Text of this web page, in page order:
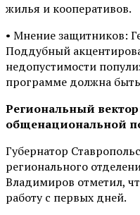
жилья и кооперативов.
• Мнение защитников:
Поддубный
недопустимости
программе должна
Региональный
общенациональной
Губернатор
регионального
Владимиров отметил,
работу с первых дней.